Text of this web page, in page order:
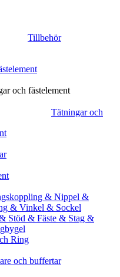
Tillbehör
och fästelement
Tätningar och
& Nippel &
& Vinkel & Sockel
Stöd & Fäste & Stag &
Ring
och buffertar